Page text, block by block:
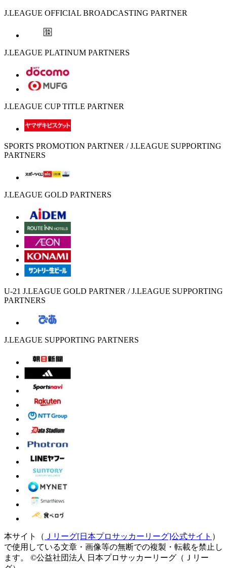
J.LEAGUE OFFICIAL BROADCASTING PARTNER
J.LEAGUE PLATINUM PARTNERS
J.LEAGUE CUP TITLE PARTNER
SPORTS PROMOTION PARTNER / J.LEAGUE SUPPORTING
PARTNERS
J.LEAGUE GOLD PARTNERS
U-21 J.LEAGUE GOLD PARTNER / J.LEAGUE SUPPORTING
PARTNERS
J.LEAGUE SUPPORTING PARTNERS
本サイト（ Ｊリーグ[日本プロサッカーリーグ]公式サイト ）
で使用している文章・画像等の無断での複製・転載を禁止し
ます。
©公益社団法人 日本プロサッカーリーグ（Ｊリー